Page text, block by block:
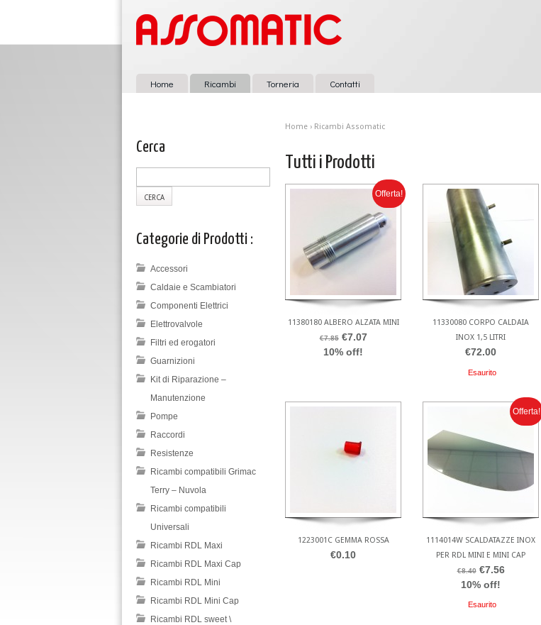
Home Ricambi Torneria Contatti
Home › Ricambi Assomatic
Tutti i Prodotti
Offerta!
11380180 ALBERO ALZATA MINI
€7.85 €7.07
10% off!
11330080 CORPO CALDAIA
INOX 1,5 LITRI
€72.00
Esaurito
1223001C GEMMA ROSSA
€0.10
Offerta!
1114014W SCALDATAZZE INOX
PER RDL MINI E MINI CAP
€8.40 €7.56
10% off!
Esaurito
Cerca
Categorie di Prodotti :
Accessori
Caldaie e Scambiatori
Componenti Elettrici
Elettrovalvole
Filtri ed erogatori
Guarnizioni
Kit di Riparazione –
Manutenzione
Pompe
Raccordi
Resistenze
Ricambi compatibili Grimac
Terry – Nuvola
Ricambi compatibili
Universali
Ricambi RDL Maxi
Ricambi RDL Maxi Cap
Ricambi RDL Mini
Ricambi RDL Mini Cap
Ricambi RDL sweet \